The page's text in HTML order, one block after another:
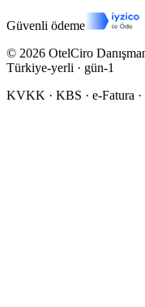
Güvenli ödeme
© 2026 OtelCiro
Türkiye-yerli · gün-1
KVKK · KBS · e-Fatura